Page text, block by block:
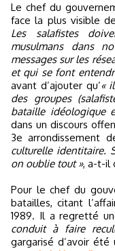
Le chef du
face la plus visible
Les salafistes
musulmans dans
messages sur les
et qui se font
avant d’ajouter qu’«
des groupes
bataille idéologique
dans un discours
3e arrondissement
culturelle identitaire.
on oublie tout », a-t-il
Pour le chef du
batailles, citant
1989. Il a regretté
conduit à faire
gargarisé d’avoir